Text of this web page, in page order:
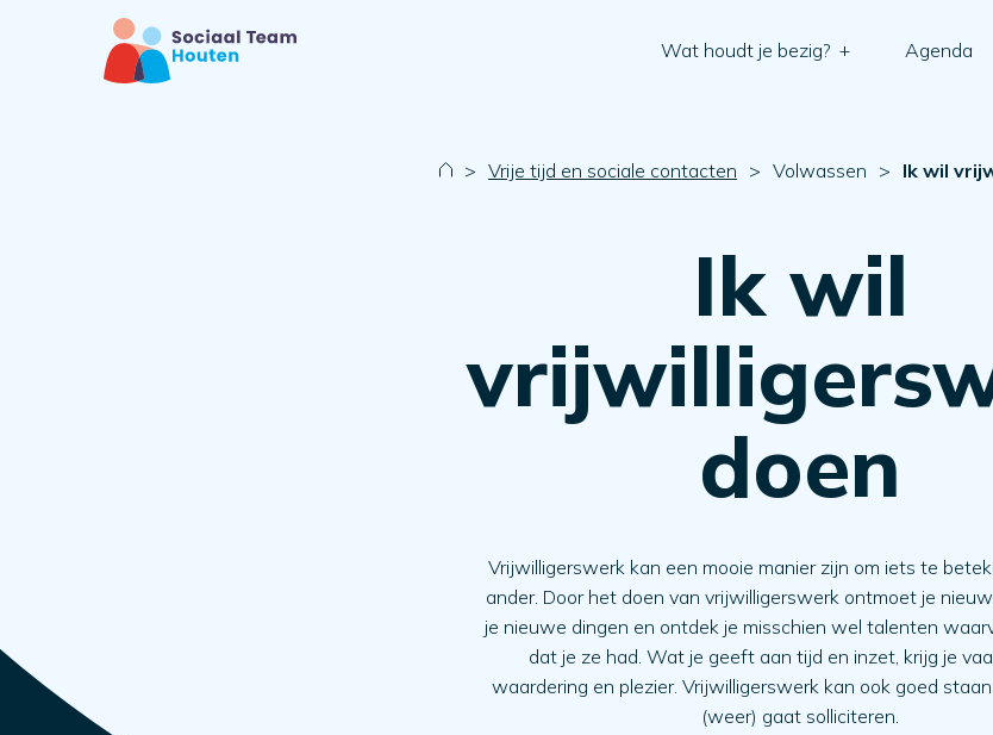
Wat houdt je bezig? + Agenda
> Vrije tijd en sociale contacten > Volwassen > Ik wil
Ik wil
doen
Vrijwilligerswerk kan een mooie manier zijn om iets te
ander. Door het doen van vrijwilligerswerk ontmoet je
je nieuwe dingen en ontdek je misschien wel talenten
dat je ze had. Wat je geeft aan tijd en inzet, krijg je
waardering en plezier. Vrijwilligerswerk kan ook goed
(weer) gaat solliciteren.